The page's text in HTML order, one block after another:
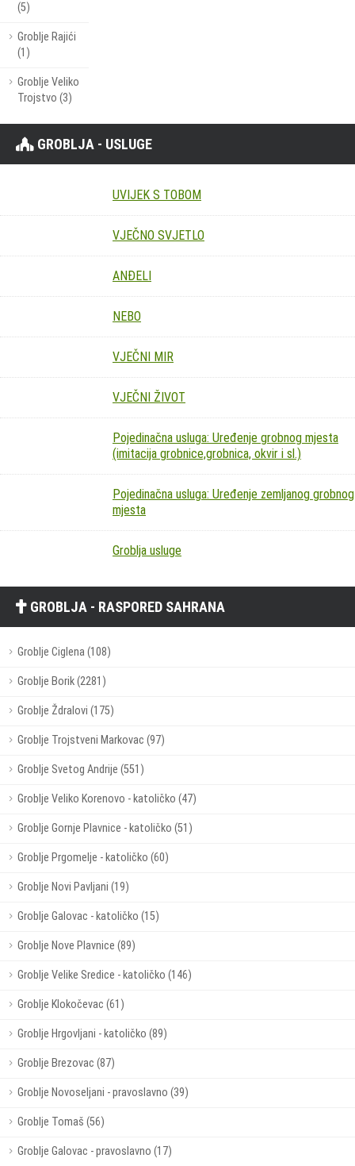
(5)
Groblje Rajići
(1)
Groblje Veliko
Trojstvo (3)
GROBLJA - USLUGE
UVIJEK S TOBOM
VJEČNO SVJETLO
ANĐELI
NEBO
VJEČNI MIR
VJEČNI ŽIVOT
Pojedinačna usluga: Uređenje grobnog mjesta
(imitacija grobnice,grobnica, okvir i sl.)
Pojedinačna usluga: Uređenje zemljanog grobnog
mjesta
Groblja usluge
GROBLJA - RASPORED SAHRANA
Groblje Ciglena (108)
Groblje Borik (2281)
Groblje Ždralovi (175)
Groblje Trojstveni Markovac (97)
Groblje Svetog Andrije (551)
Groblje Veliko Korenovo - katoličko (47)
Groblje Gornje Plavnice - katoličko (51)
Groblje Prgomelje - katoličko (60)
Groblje Novi Pavljani (19)
Groblje Galovac - katoličko (15)
Groblje Nove Plavnice (89)
Groblje Velike Sredice - katoličko (146)
Groblje Klokočevac (61)
Groblje Hrgovljani - katoličko (89)
Groblje Brezovac (87)
Groblje Novoseljani - pravoslavno (39)
Groblje Tomaš (56)
Groblje Galovac - pravoslavno (17)